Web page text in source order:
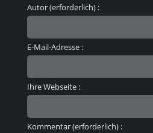
Autor (erforderlich) :
E-Mail-Adresse :
Ihre Webseite :
Kommentar (erforderlich) :